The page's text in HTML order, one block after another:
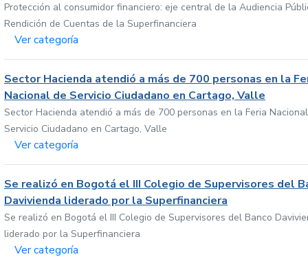
Protección al consumidor financiero: eje central de la Audiencia
Rendición de Cuentas de la Superfinanciera
Ver categoría
Sector Hacienda atendió a más de 700 personas en la
Nacional de Servicio Ciudadano en Cartago, Valle
Sector Hacienda atendió a más de 700 personas en la Feria
Servicio Ciudadano en Cartago, Valle
Ver categoría
Se realizó en Bogotá el III Colegio de Supervisores del
Davivienda liderado por la Superfinanciera
Se realizó en Bogotá el III Colegio de Supervisores del Banco
liderado por la Superfinanciera
Ver categoría